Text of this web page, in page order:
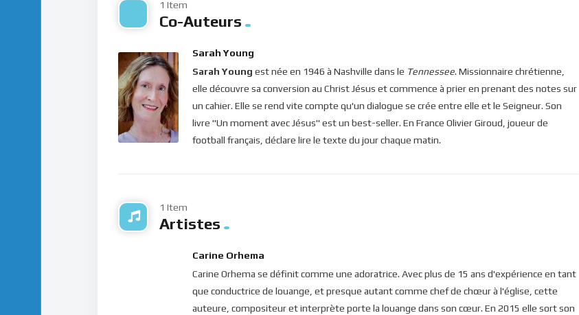
demeurer constamment dans la présence du Seigneur, fixer nos regards sur Lui et observer comment Il va
Bonne méditation.
Pour vous inscrire directement aux publications, veuillez cliquer ici : [newsletter_button id=2
label=”S’abonner” design=”twitter”]
1 Item
Co-Auteurs
Sarah Young
Sarah Young est née en 1946 à Nashville dans le Tennessee. Missionnaire chrétienne,
elle découvre sa conversion au Christ Jésus et commence à prier en prenant des notes sur
un cahier. Elle se rend vite compte qu'un dialogue se crée entre elle et le Seigneur. Son
livre "Un moment avec Jésus" est un best-seller. En France Olivier Giroud, joueur de
football français, déclare lire le texte du jour chaque matin.
1 Item
Artistes
Carine Orhema
Carine Orhema se définit comme une adoratrice. Avec plus de 15 ans d'expérience en tant
que conductrice de louange, et presque autant comme chef de chœur à l'église, cette
auteure, compositeur et interprète porte la louange dans son cœur. En 2015 elle sort son